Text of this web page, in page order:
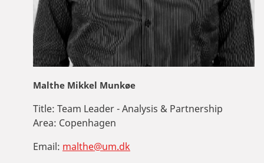
Malthe Mikkel Munkøe
Title: Team Leader - Analysis & Partnership
Area: Copenhagen
Email: malthe@um.dk